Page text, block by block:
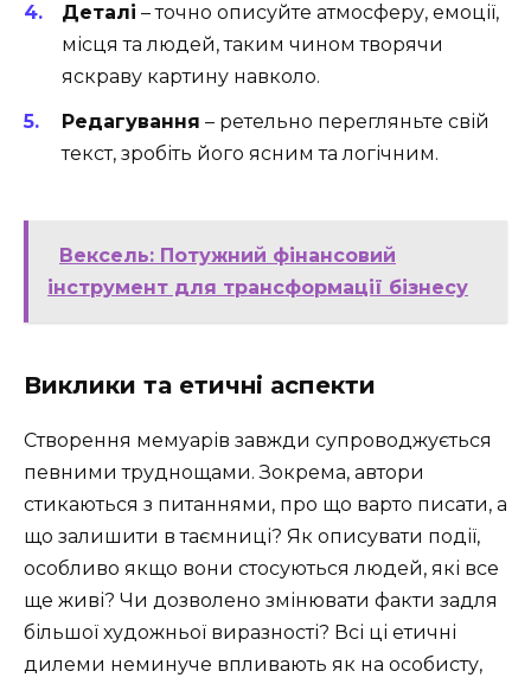
Деталі – точно описуйте атмосферу, емоції,
місця та людей, таким чином творячи
яскраву картину навколо.
Редагування – ретельно перегляньте свій
текст, зробіть його ясним та логічним.
Вексель: Потужний фінансовий
інструмент для трансформації бізнесу
Виклики та етичні аспекти
Створення мемуарів завжди супроводжується
певними труднощами. Зокрема, автори
стикаються з питаннями, про що варто писати, а
що залишити в таємниці? Як описувати події,
особливо якщо вони стосуються людей, які все
ще живі? Чи дозволено змінювати факти задля
більшої художньої виразності? Всі ці етичні
дилеми неминуче впливають як на особисту,